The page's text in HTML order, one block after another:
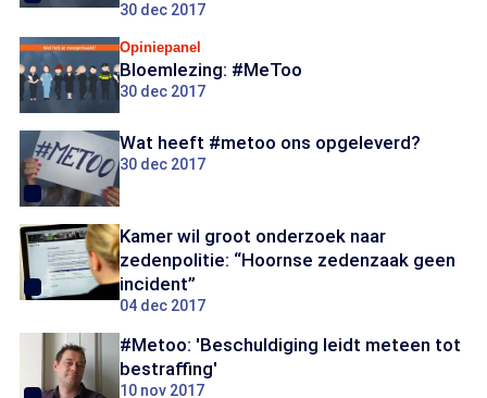
30 dec 2017
Opiniepanel
Bloemlezing: #MeToo
30 dec 2017
Wat heeft #metoo ons opgeleverd?
30 dec 2017
Kamer wil groot onderzoek naar
zedenpolitie: “Hoornse zedenzaak geen
incident”
04 dec 2017
#Metoo: 'Beschuldiging leidt meteen tot
bestraffing'
10 nov 2017